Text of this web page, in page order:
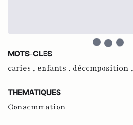
MOTS-CLES
caries , enfants , décomposition ,
THEMATIQUES
Consommation